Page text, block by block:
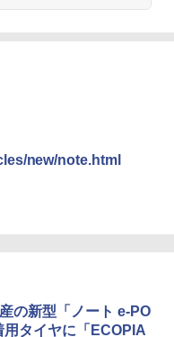
new/note.html
の新型「ノート e-PO
タイヤに「ECOPIA